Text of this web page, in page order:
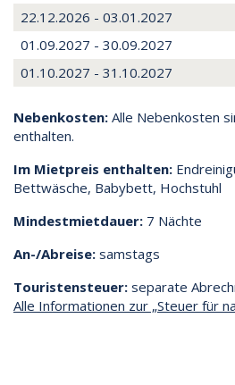
22.12.2026 - 03.01.2027
01.09.2027 - 30.09.2027
01.10.2027 - 31.10.2027
Nebenkosten: Alle Nebenkosten
enthalten.
Im Mietpreis enthalten:
Bettwäsche, Babybett, Hochstuhl
Mindestmietdauer: 7 Nächte
An-/Abreise: samstags
Touristensteuer: separate
Alle Informationen zur „Steuer für